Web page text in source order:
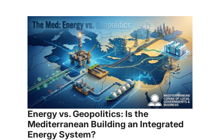
Energy vs. Geopolitics: Is the
Mediterranean Building an Integrated
Energy System?